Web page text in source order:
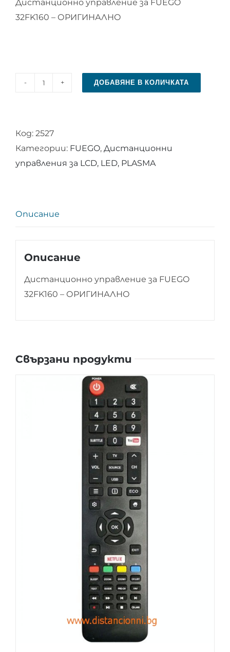
Дистанционно управление за FUEGO
32FK160 – ОРИГИНАЛНО
количество
управление
за
FUEGO
ДОБАВЯНЕ В КОЛИЧКАТА
Код: 2527
Категории: FUEGO, Дистанционни
управления за LCD, LED, PLASMA
Описание
Описание
Дистанционно управление за FUEGO
32FK160 – ОРИГИНАЛНО
Свързани продукти